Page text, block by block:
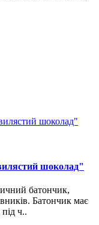
шоколад"
батончик,
Батончик має
ч..